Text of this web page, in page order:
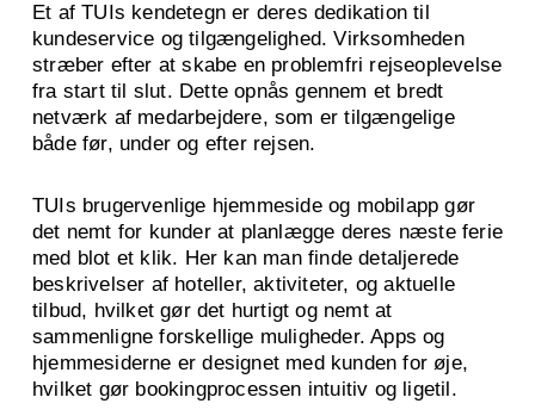
Et af TUIs kendetegn er deres dedikation til
kundeservice og tilgængelighed. Virksomheden
stræber efter at skabe en problemfri rejseoplevelse
fra start til slut. Dette opnås gennem et bredt
netværk af medarbejdere, som er tilgængelige
både før, under og efter rejsen.
TUIs brugervenlige hjemmeside og mobilapp gør
det nemt for kunder at planlægge deres næste ferie
med blot et klik. Her kan man finde detaljerede
beskrivelser af hoteller, aktiviteter, og aktuelle
tilbud, hvilket gør det hurtigt og nemt at
sammenligne forskellige muligheder. Apps og
hjemmesiderne er designet med kunden for øje,
hvilket gør bookingprocessen intuitiv og ligetil.